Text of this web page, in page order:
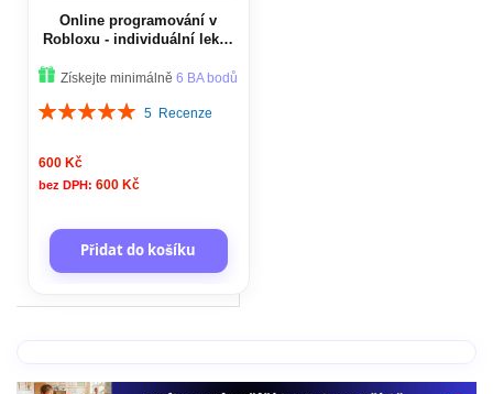
Online programování v
Robloxu - individuální lekce
Získejte minimálně 6 BA bodů
Hodnocení:
5 Recenze
600 Kč
600 Kč
Přidat do košíku